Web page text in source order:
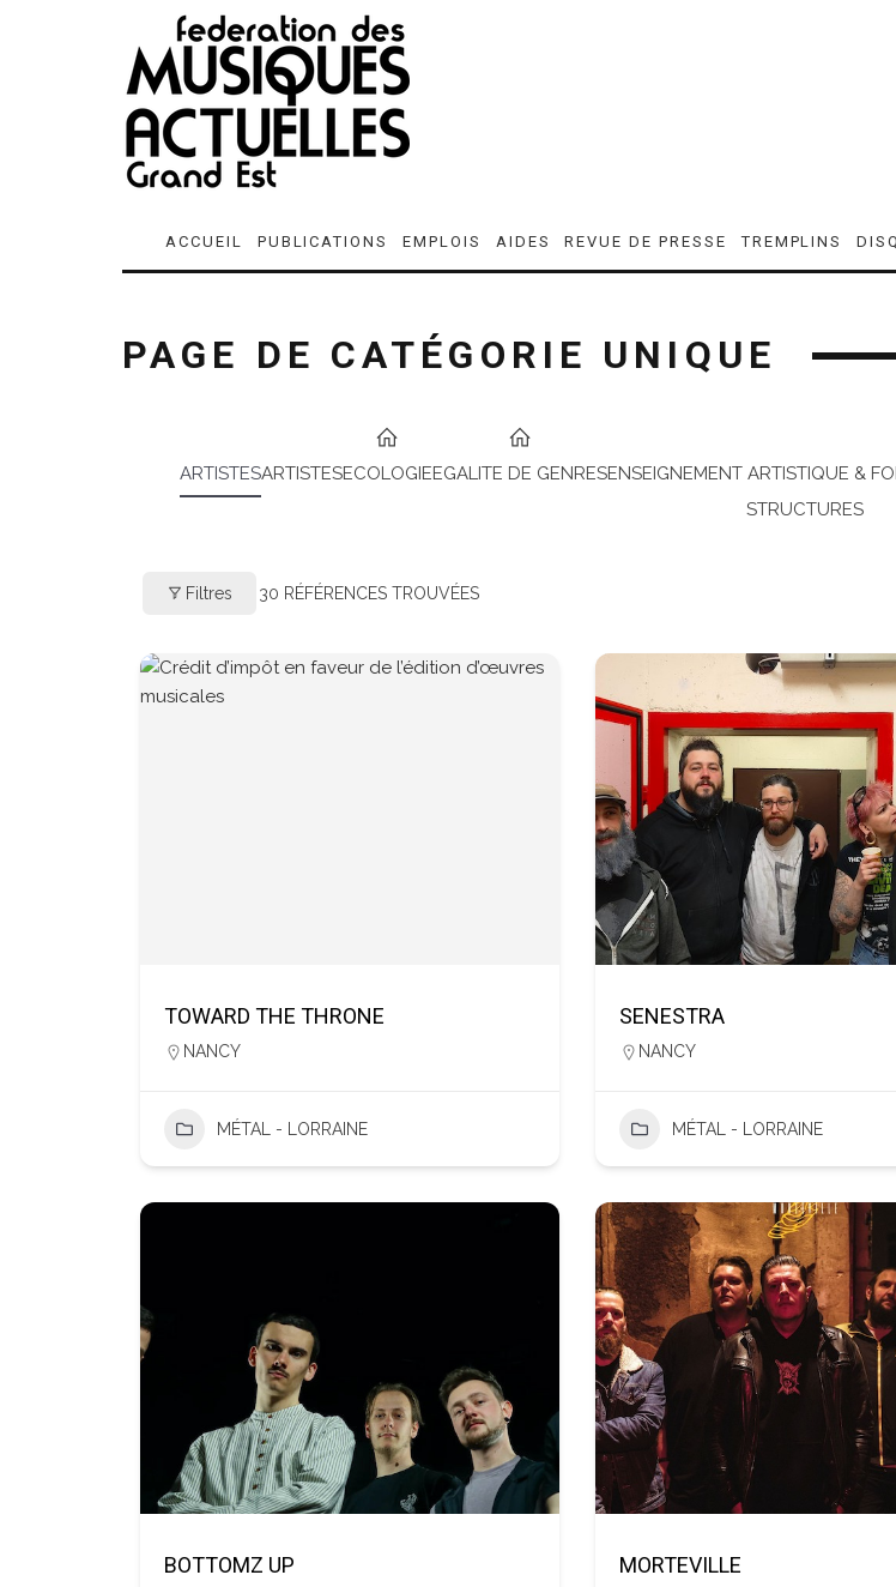
ACCUEIL PUBLICATIONS EMPLOIS AIDES REVUE DE PRESSE TREMPLINS
PAGE DE CATÉGORIE UNIQUE
ARTISTESARTISTESECOLOGIEEGALITE DE GENRESENSEIGNEMENT ARTISTIQUE &
STRUCTURES
Filtres 30 RÉFÉRENCES TROUVÉES
TOWARD THE THRONE
NANCY
MÉTAL - LORRAINE
SENESTRA
NANCY
MÉTAL - LORRAINE
BOTTOMZ UP MORTEVILLE